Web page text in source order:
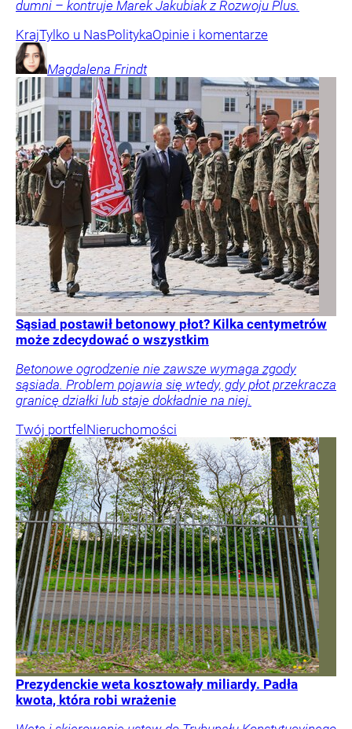
dumni – kontruje Marek Jakubiak z Rozwoju Plus.
KrajTylko u NasPolitykaOpinie i komentarze
Magdalena Frindt
Sąsiad postawił betonowy płot? Kilka centymetrów
może zdecydować o wszystkim
Betonowe ogrodzenie nie zawsze wymaga zgody
sąsiada. Problem pojawia się wtedy, gdy płot przekracza
granicę działki lub staje dokładnie na niej.
Twój portfel Nieruchomości
Prezydenckie weta kosztowały miliardy. Padła
kwota, która robi wrażenie